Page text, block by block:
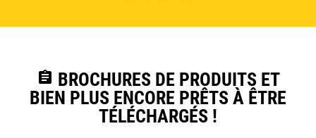
assignment BROCHURES DE PRODUITS ET
BIEN PLUS ENCORE PRÊTS À ÊTRE
TÉLÉCHARGÉS !